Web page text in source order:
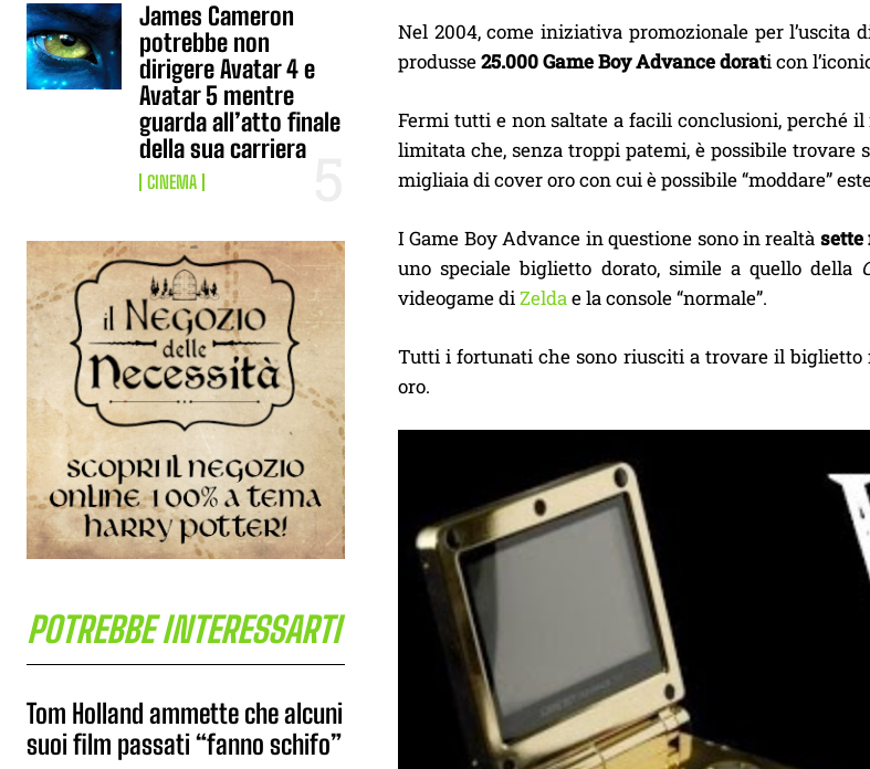
James Cameron
potrebbe non
dirigere Avatar 4 e
Avatar 5 mentre
guarda all’atto finale
della sua carriera
CINEMA
POTREBBE INTERESSARTI
Tom Holland ammette che alcuni
suoi film passati “fanno schifo”
Nel 2004, come iniziativa promozionale per l’uscita
produsse25.000 Game Boy Advance dorati con
Fermi tutti e non saltate a facili conclusioni, perché
limitata che, senza troppi patemi, è possibile trovare
migliaia di cover oro con cui è possibile “moddare”
I Game Boy Advance in questione sono in realtà sette
uno speciale biglietto dorato, simile a quello della
videogame diZeldae la console “normale”.
Tutti i fortunati che sono riusciti a trovare il biglietto
oro.